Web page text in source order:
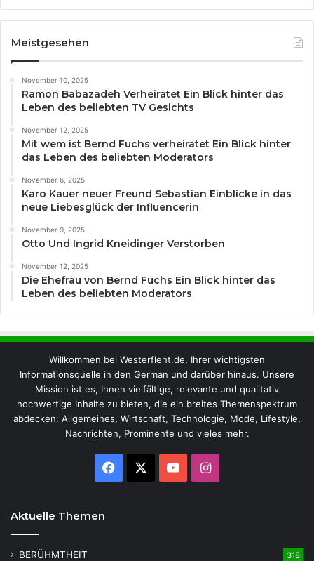
Meistgesehen
November 10, 2025
Ramon Babazadeh Verheiratet Ein Blick hinter das
Leben des beliebten TV Gesichts
November 12, 2025
Mit wem ist Bernd Fuchs verheiratet Ein Blick hinter
das Leben des beliebten Moderators
November 6, 2025
Karo Kauer neuer Freund Sebastian Einblicke in das
neue Liebesglück der Influencerin
November 9, 2025
Otto Und Ingrid Kneidinger Verstorben
November 12, 2025
Die Ehefrau von Bernd Fuchs Ein Blick hinter das
Leben des beliebten Moderators
Willkommen bei Westerfleht.de, Ihrer wichtigsten
Informationsquelle in den German und darüber hinaus. Unsere
Mission ist es, Ihnen vielfältige, relevante und qualitativ
hochwertige Inhalte zu bieten, die ein breites Themenspektrum
abdecken: Allgemeines, Wirtschaft, Technologie, Mode, Lifestyle,
Nachrichten, Prominente und vieles mehr.
Facebook YouTubeInstagram
Aktuelle Themen
BERÜHMTHEIT 318